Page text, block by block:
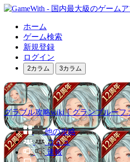
ホーム
ゲーム検索
新規登録
ログイン
2カラム 3カラム
グラブル攻略wiki｜グランブルーフ
他の攻略
コミュ
速報